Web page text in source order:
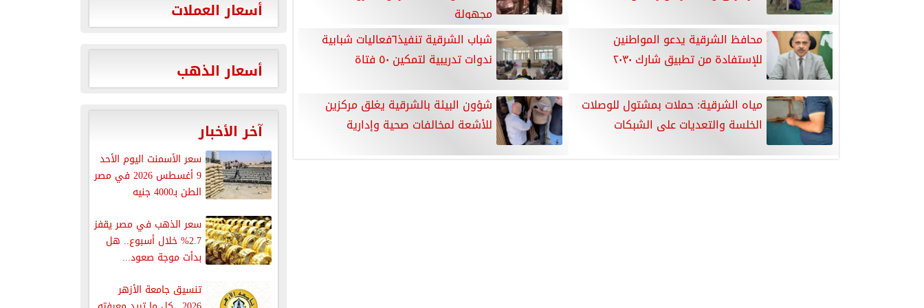
مجهولة
محافظ الشرقية يدعو المواطنين
للإستفادة من تطبيق شارك ٢٠٣٠
شباب الشرقية تنفيذ٦فعاليات شبابية
ندوات تدريبية لتمكين ٥٠ فتاة
مياه الشرقية: حملات بمشتول للوصلات
الخلسة والتعديات على الشبكات
شؤون البيئة بالشرقية يغلق مركزين
للأشعة لمخالفات صحية وإدارية
أسعار العملات
أسعار الذهب
آخر الأخبار
سعر الأسمنت اليوم الأحد
9 أغسطس 2026 في مصر
الطن بـ4000 جنيه
سعر الذهب في مصر يقفز
2.7% خلال أسبوع.. هل
بدأت موجة صعود...
تنسيق جامعة الأزهر